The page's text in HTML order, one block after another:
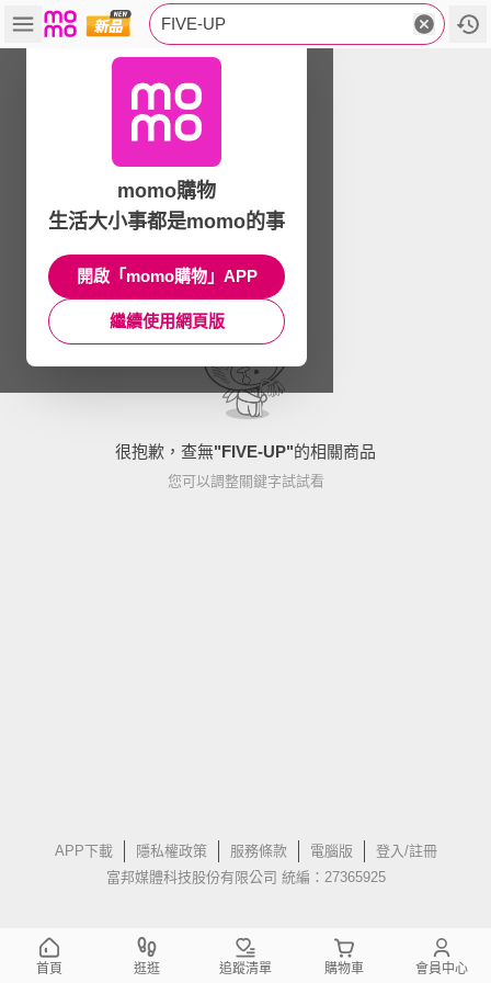
FIVE-UP
很抱歉，查無"FIVE-UP"的相關商品
您可以調整關鍵字試試看
APP下載 隱私權政策 服務條款 電腦版
登入/註冊
富邦媒體科技股份有限公司 統編：27365925
momo購物
生活大小事都是momo的事
開啟「momo購物」APP
繼續使用網頁版
首頁 逛逛 追蹤清單 購物車 會員中心